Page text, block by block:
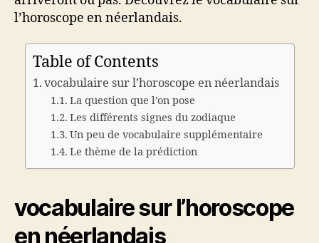
l’horoscope en néerlandais.
Table of Contents
vocabulaire sur l’horoscope en néerlandais
La question que l’on pose
Les différents signes du zodiaque
Un peu de vocabulaire supplémentaire
Le thème de la prédiction
vocabulaire sur l’horoscope
en néerlandais